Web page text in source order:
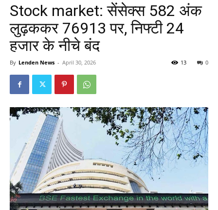
Stock market: सेंसेक्स 582 अंक
लुढ़ककर 76913 पर, निफ्टी 24
हजार के नीचे बंद
By Lenden News - April 30, 2026 0
13